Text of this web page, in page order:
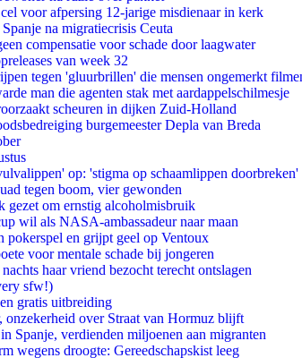
voor afpersing 12-jarige misdienaar in kerk
na migratiecrisis Ceuta
compensatie voor schade door laagwater
van week 32
tegen 'gluurbrillen' die mensen ongemerkt
man die agenten stak met aardappelschilmesje
scheuren in dijken Zuid-Holland
burgemeester Depla van Breda
op: 'stigma op schaamlippen doorbreken'
tegen boom, vier gewonden
gezet om ernstig alcoholmisbruik
wil als NASA-ambassadeur naar maan
pokerspel en grijpt geel op Ventoux
voor mentale schade bij jongeren
haar vriend bezocht terecht ontslagen
sfw!)
gratis uitbreiding
onzekerheid over Straat van Hormuz blijft
Spanje, verdienden miljoenen aan migranten
wegens droogte: Gereedschapskist leeg